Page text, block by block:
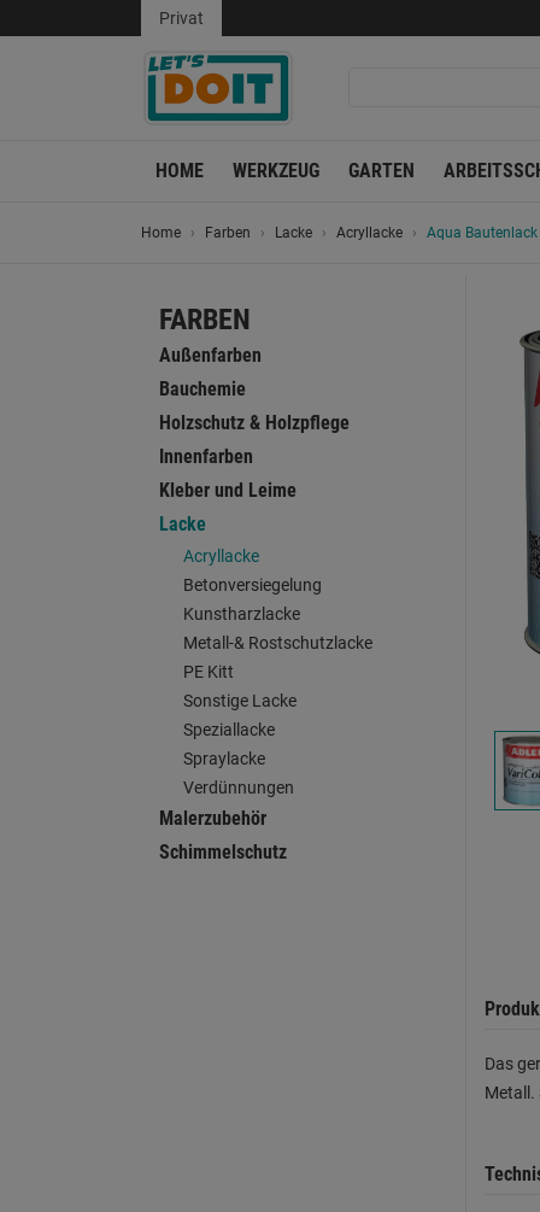
Privat
HOME WERKZEUG GARTEN
Home Farben Lacke Acryllacke Aqua Bautenlack
FARBEN
Außenfarben
Bauchemie
Holzschutz & Holzpflege
Innenfarben
Kleber und Leime
Lacke
Acryllacke
Betonversiegelung
Kunstharzlacke
Metall-& Rostschutzlacke
PE Kitt
Sonstige Lacke
Speziallacke
Spraylacke
Verdünnungen
Malerzubehör
Schimmelschutz
Das
Metall.